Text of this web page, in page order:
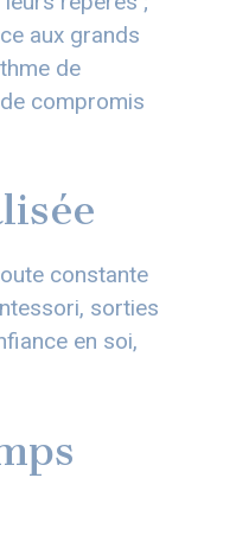
aux grands
de
compromis
constante
sorties
en soi,